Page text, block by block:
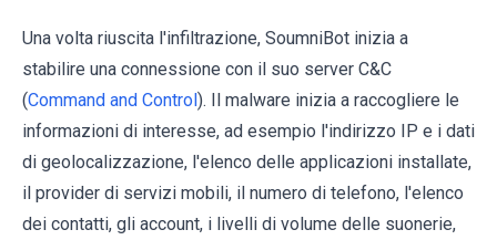
Una volta riuscita l'infiltrazione, SoumniBot inizia a
stabilire una connessione con il suo server C&C
(Command and Control). Il malware inizia a raccogliere le
informazioni di interesse, ad esempio l'indirizzo IP e i dati
di geolocalizzazione, l'elenco delle applicazioni installate,
il provider di servizi mobili, il numero di telefono, l'elenco
dei contatti, gli account, i livelli di volume delle suonerie,